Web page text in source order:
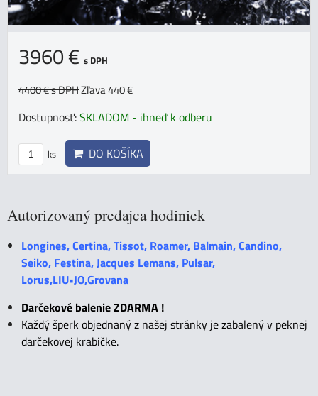
3960 € s DPH
4400 €s DPHZľava 440 €
Dostupnosť:SKLADOM - ihneď k odberu
ks DO KOŠÍKA
Autorizovaný predajca hodiniek
Longines, Certina, Tissot, Roamer, Balmain, Candino,
Seiko, Festina, Jacques Lemans, Pulsar,
Lorus,LIU•JO,Grovana
Darčekové balenie ZDARMA !
Každý šperk objednaný z našej stránky je zabalený v peknej
darčekovej krabičke.